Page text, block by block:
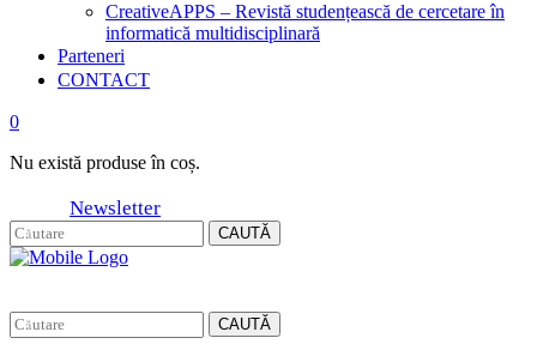
CreativeAPPS – Revistă studențească de cercetare în
informatică multidisciplinară
Parteneri
CONTACT
0
Nu există produse în coș.
Newsletter
CAUTĂ
CAUTĂ